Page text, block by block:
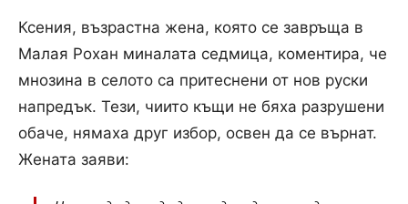
Ксения, възрастна жена, която се завръща в
Малая Рохан миналата седмица, коментира, че
мнозина в селото са притеснени от нов руски
напредък. Тези, чиито къщи не бяха разрушени
обаче, нямаха друг избор, освен да се върнат.
Жената заяви: